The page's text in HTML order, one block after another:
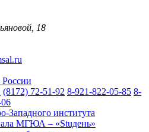
18
России
(8172) 72-51-92 8-921-822-05-85 8-
Западного института
МГЮА – «Stuдень»